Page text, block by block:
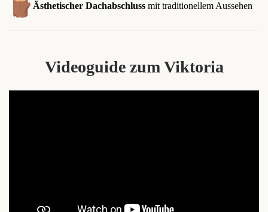
Ästhetischer Dachabschluss mit traditionellem Aussehen
Videoguide zum Viktoria